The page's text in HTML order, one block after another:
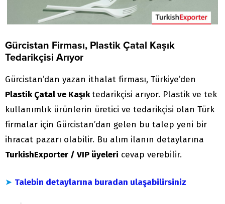
Gürcistan Firması, Plastik Çatal Kaşık
Tedarikçisi Arıyor
Gürcistan’dan yazan ithalat firması, Türkiye’den
Plastik Çatal ve Kaşıktedarikçisi arıyor. Plastik ve tek
kullanımlık ürünlerin üretici ve tedarikçisi olan Türk
firmalar için Gürcistan’dan gelen bu talep yeni bir
ihracat pazarı olabilir. Bu alım ilanın detaylarına
TurkishExporter / VIP üyeleri cevap verebilir.
➤ Talebin detaylarına buradan ulaşabilirsiniz